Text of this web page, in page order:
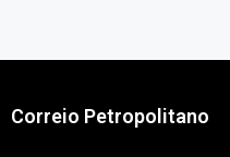
Correio Petropolitano